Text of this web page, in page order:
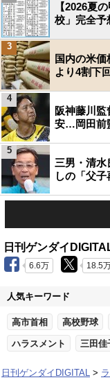
【2026夏
校」完全
国内の米
より4割下
3
阪神藤川
安…岡田前
4
三男・清
しの「父
5
日刊ゲンダイ
6.6万 18.5
人気キーワード
高市首相 高校野球
ハラスメント 三田佳
日刊ゲンダイDIGITAL